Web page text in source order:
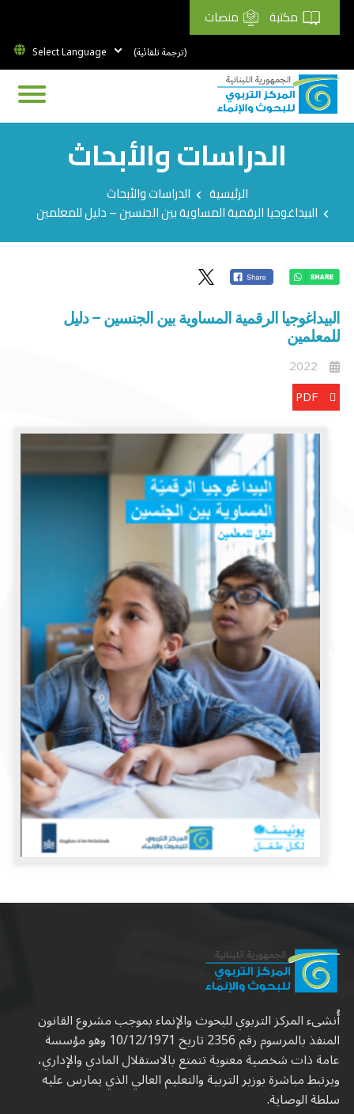
مكتبة منصات
(ترجمة تلقائية)
الدراسات والأبحاث
Breadcrumbالرئيسية
الدراسات والأبحاث
البيداغوجيا الرقمية المساوية بين الجنسين – دليل للمعلمين
البيداغوجيا الرقمية المساوية بين الجنسين – دليل
للمعلمين
2022
PDF
أُنشىء المركز التربوي للبحوث والإنماء بموجب مشروع القانون
المنفذ بالمرسوم رقم 2356 تاريخ 10/12/1971 وهو مؤسسة
عامة ذات شخصية معنوية تتمتع بالاستقلال المادي والإداري،
ويرتبط مباشرة بوزير التربية والتعليم العالي الذي يمارس عليه
سلطة الوصاية.